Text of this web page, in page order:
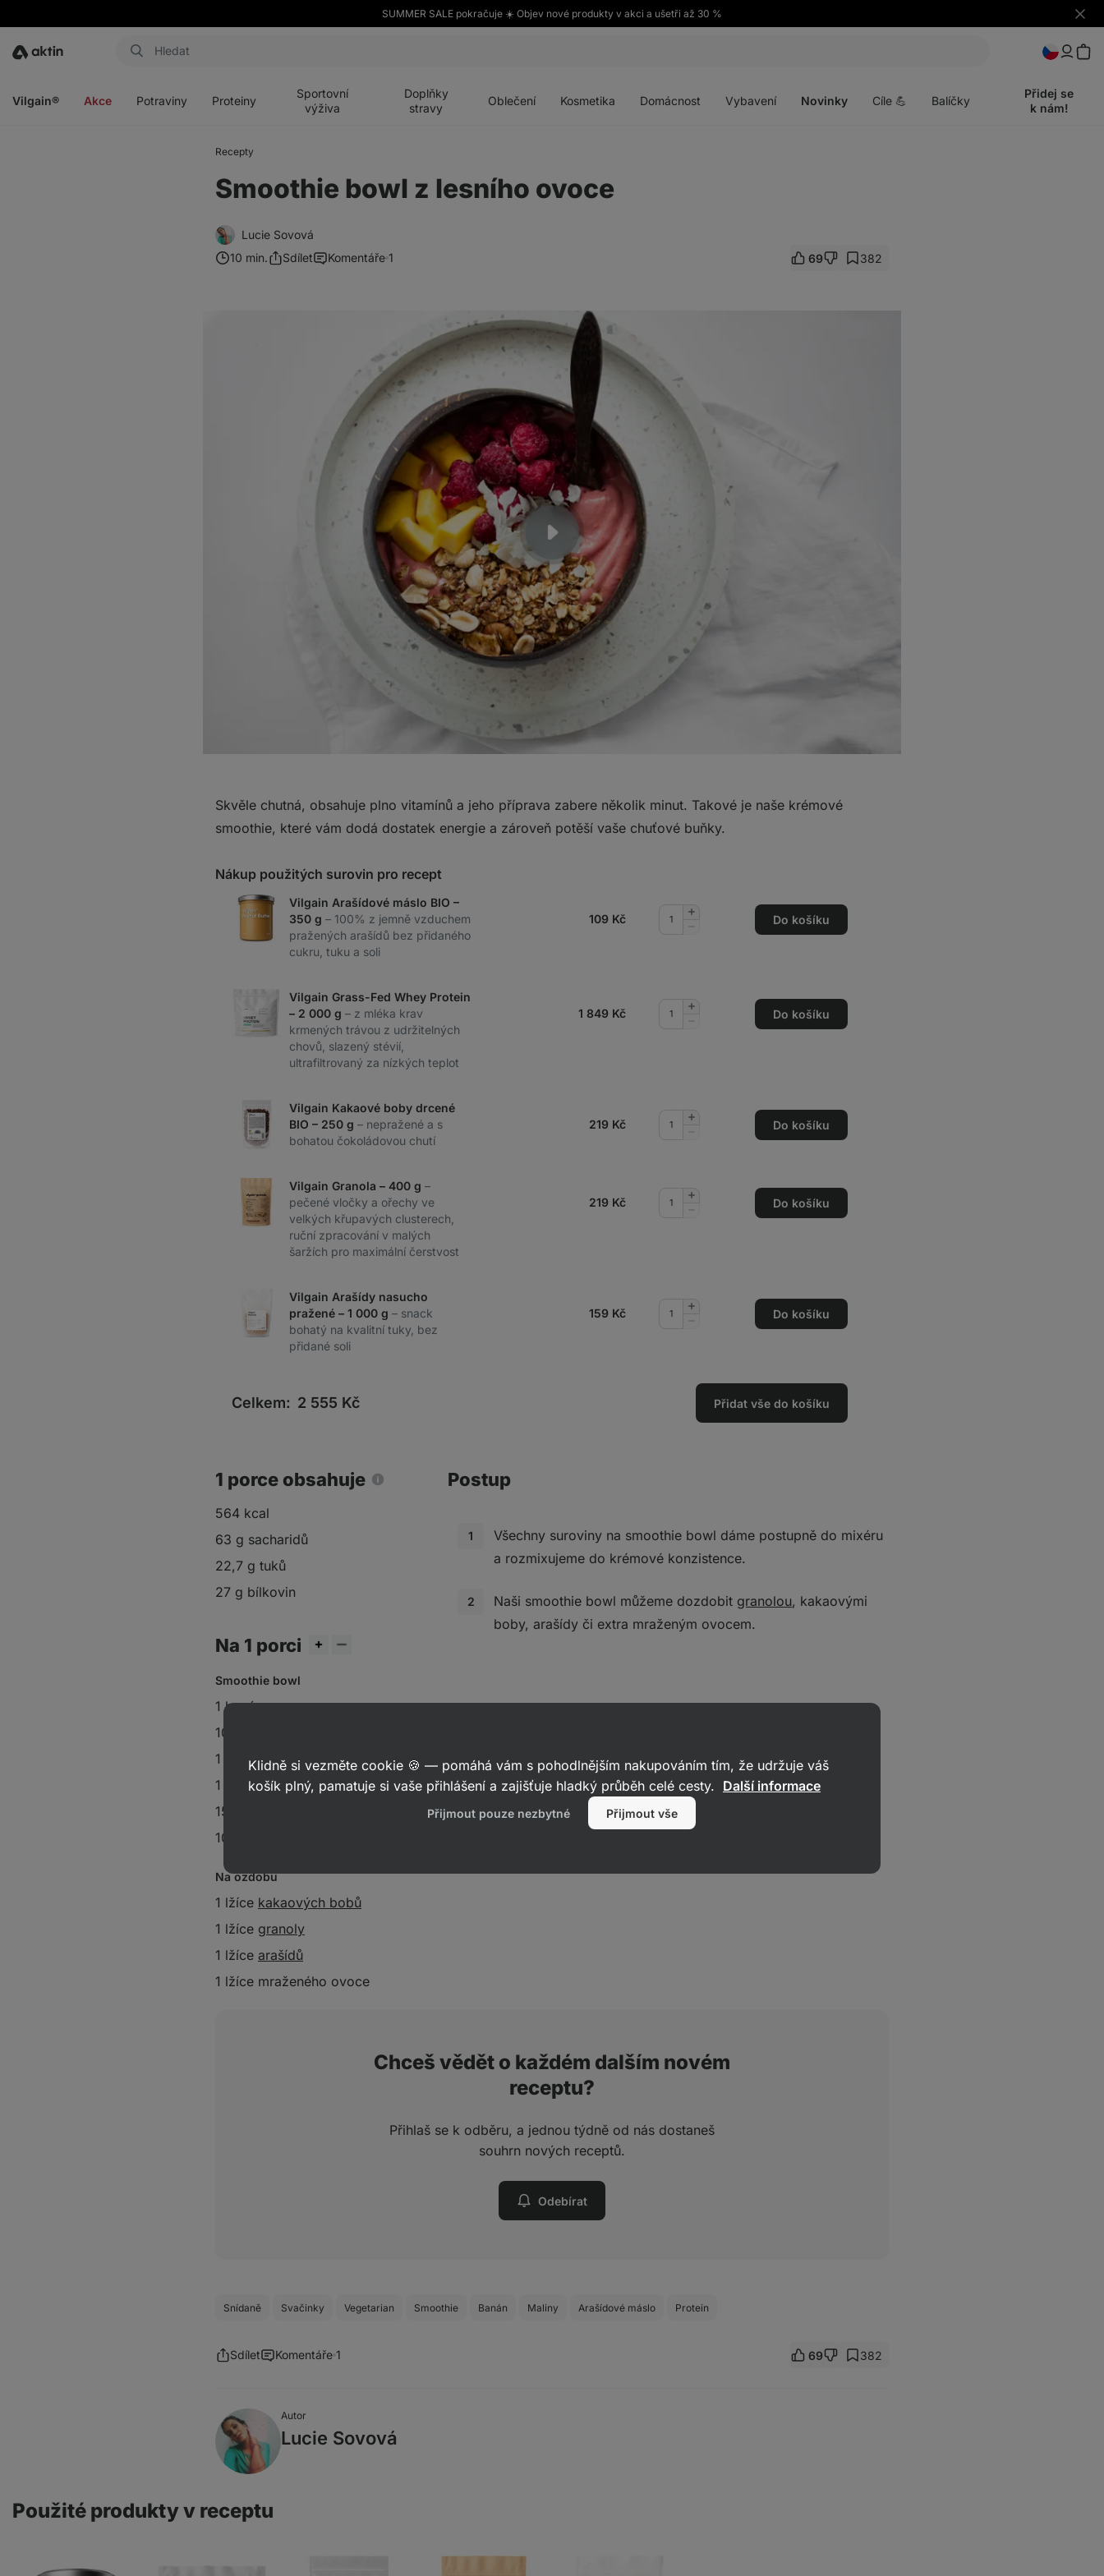
SUMMER SALE pokračuje ☀️ Objev nové produkty v akci a ušetři až 30 %
Skrýt
Aktin
Vilgain® Akce Potraviny Proteiny
Sportovní
výživa
Doplňky
stravy
Oblečení Kosmetika Domácnost Vybavení Novinky Cíle 💪 Balíčky
Přidej se
k nám!
Recepty
Smoothie bowl z lesního ovoce
Lucie Sovová
10 min.
Sdílet Komentáře 1 69 382
Skvěle chutná, obsahuje plno vitamínů a jeho příprava zabere několik minut. Takové je naše krémové
smoothie, které vám dodá dostatek energie a zároveň potěší vaše chuťové buňky.
Nákup použitých surovin pro recept
Vilgain Arašídové máslo BIO –
350 g – 100% z jemně vzduchem
pražených arašídů bez přidaného
cukru, tuku a soli
109 Kč
Přidat
Do košíku
Vilgain Grass-Fed Whey Protein
– 2 000 g – z mléka krav
krmených trávou z udržitelných
chovů, slazený stévií,
ultrafiltrovaný za nízkých teplot
1 849 Kč
Přidat
Do košíku
Vilgain Kakaové boby drcené
BIO – 250 g – nepražené a s
bohatou čokoládovou chutí
219 Kč
Přidat
Do košíku
Vilgain Granola – 400 g –
pečené vločky a ořechy ve
velkých křupavých clusterech,
ruční zpracování v malých
šaržích pro maximální čerstvost
219 Kč
Přidat
Do košíku
Vilgain Arašídy nasucho
pražené – 1 000 g – snack
bohatý na kvalitní tuky, bez
přidané soli
159 Kč
Přidat
Do košíku
Celkem: 2 555 Kč Přidat vše do košíku
1 porce obsahuje
564 kcal
63 g sacharidů
22,7 g tuků
27 g bílkovin
Na 1 porci
Smoothie bowl
1 banán
100 g mražených malin
1 lžícearašídového másla
1 čajová lžička karobu
15 g
100 ml mléka
Na ozdobu
1 lžíce kakaových bobů
1 lžíce granoly
1 lžíce arašídů
1 lžíce mraženého ovoce
Postup
Všechny suroviny na smoothie bowl dáme postupně do mixéru
a rozmixujeme do krémové konzistence.
Naši smoothie bowl můžeme dozdobit granolou, kakaovými
boby, arašídy či extra mraženým ovocem.
Chceš vědět o každém dalším novém
receptu?
Přihlaš se k odběru, a jednou týdně od nás dostaneš
souhrn nových receptů.
Odebírat
Snídaně Svačinky Vegetarian Smoothie Banán Maliny Arašídové máslo Protein
Sdílet Komentáře 1 69 382
Autor
Lucie Sovová
Použité produkty v receptu
Klidně si vezměte cookie 🍪 — pomáhá vám s pohodlnějším nakupováním tím, že udržuje váš
košík plný, pamatuje si vaše přihlášení a zajišťuje hladký průběh celé cesty. Další informace
Přijmout pouze nezbytné Přijmout vše